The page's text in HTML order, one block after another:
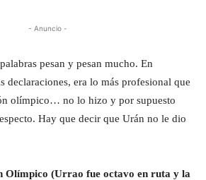
- Anuncio -
pesan y pesan mucho. En
declaraciones, era lo más profesional que
olímpico… no lo hizo y por supuesto
Hay que decir que Urán no le dio
Olímpico (Urrao fue octavo en ruta y la